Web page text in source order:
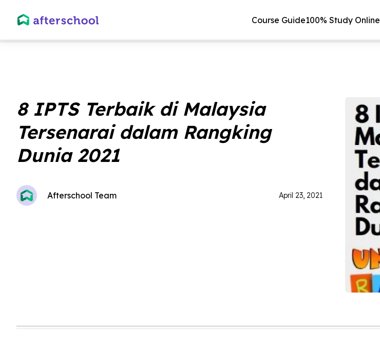
Course Guide100% Study Online
8 IPTS Terbaik di Malaysia
Tersenarai dalam Rangking
Dunia 2021
Afterschool Team April 23, 2021